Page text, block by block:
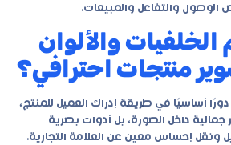
والتفاعل والمبيعات.
والألوان
منتجات احترافي؟
دورًا أساسيًا في طريقة إدراك العميل للمنتج،
داخل الصورة، بل أدوات بصرية
ونقل إحساس معين عن العلامة التجارية.